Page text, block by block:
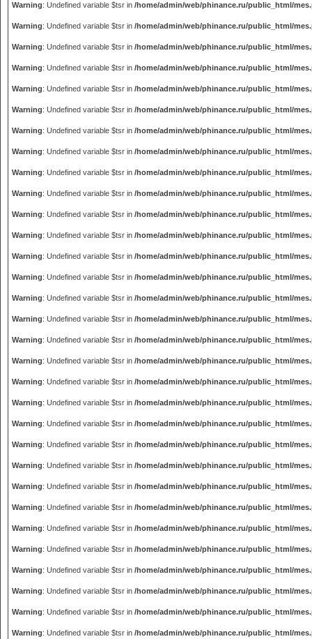
Warning: Undefined variable $tsr in /home/admin/web/phinance.ru/public_html/
Warning: Undefined variable $tsr in /home/admin/web/phinance.ru/public_html/
Warning: Undefined variable $tsr in /home/admin/web/phinance.ru/public_html/
Warning: Undefined variable $tsr in /home/admin/web/phinance.ru/public_html/
Warning: Undefined variable $tsr in /home/admin/web/phinance.ru/public_html/
Warning: Undefined variable $tsr in /home/admin/web/phinance.ru/public_html/
Warning: Undefined variable $tsr in /home/admin/web/phinance.ru/public_html/
Warning: Undefined variable $tsr in /home/admin/web/phinance.ru/public_html/
Warning: Undefined variable $tsr in /home/admin/web/phinance.ru/public_html/
Warning: Undefined variable $tsr in /home/admin/web/phinance.ru/public_html/
Warning: Undefined variable $tsr in /home/admin/web/phinance.ru/public_html/
Warning: Undefined variable $tsr in /home/admin/web/phinance.ru/public_html/
Warning: Undefined variable $tsr in /home/admin/web/phinance.ru/public_html/
Warning: Undefined variable $tsr in /home/admin/web/phinance.ru/public_html/
Warning: Undefined variable $tsr in /home/admin/web/phinance.ru/public_html/
Warning: Undefined variable $tsr in /home/admin/web/phinance.ru/public_html/
Warning: Undefined variable $tsr in /home/admin/web/phinance.ru/public_html/
Warning: Undefined variable $tsr in /home/admin/web/phinance.ru/public_html/
Warning: Undefined variable $tsr in /home/admin/web/phinance.ru/public_html/
Warning: Undefined variable $tsr in /home/admin/web/phinance.ru/public_html/
Warning: Undefined variable $tsr in /home/admin/web/phinance.ru/public_html/
Warning: Undefined variable $tsr in /home/admin/web/phinance.ru/public_html/
Warning: Undefined variable $tsr in /home/admin/web/phinance.ru/public_html/
Warning: Undefined variable $tsr in /home/admin/web/phinance.ru/public_html/
Warning: Undefined variable $tsr in /home/admin/web/phinance.ru/public_html/
Warning: Undefined variable $tsr in /home/admin/web/phinance.ru/public_html/
Warning: Undefined variable $tsr in /home/admin/web/phinance.ru/public_html/
Warning: Undefined variable $tsr in /home/admin/web/phinance.ru/public_html/
Warning: Undefined variable $tsr in /home/admin/web/phinance.ru/public_html/
Warning: Undefined variable $tsr in /home/admin/web/phinance.ru/public_html/
Warning: Undefined variable $tsr in /home/admin/web/phinance.ru/public_html/